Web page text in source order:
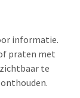
informatie.
praten met
te